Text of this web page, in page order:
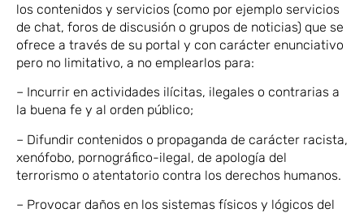
los contenidos y servicios (como por ejemplo servicios
de chat, foros de discusión o grupos de noticias) que se
ofrece a través de su portal y con carácter enunciativo
pero no limitativo, a no emplearlos para:
– Incurrir en actividades ilícitas, ilegales o contrarias a
la buena fe y al orden público;
– Difundir contenidos o propaganda de carácter racista,
xenófobo, pornográfico-ilegal, de apología del
terrorismo o atentatorio contra los derechos humanos.
– Provocar daños en los sistemas físicos y lógicos del